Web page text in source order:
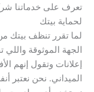
تعرف على خدماتنا
لحماية بيتك
لما تقرر تنظف بيتك
الجهة الموثوقة
إعلانات وتقول إنهم
الميداني. نحن نعتبر